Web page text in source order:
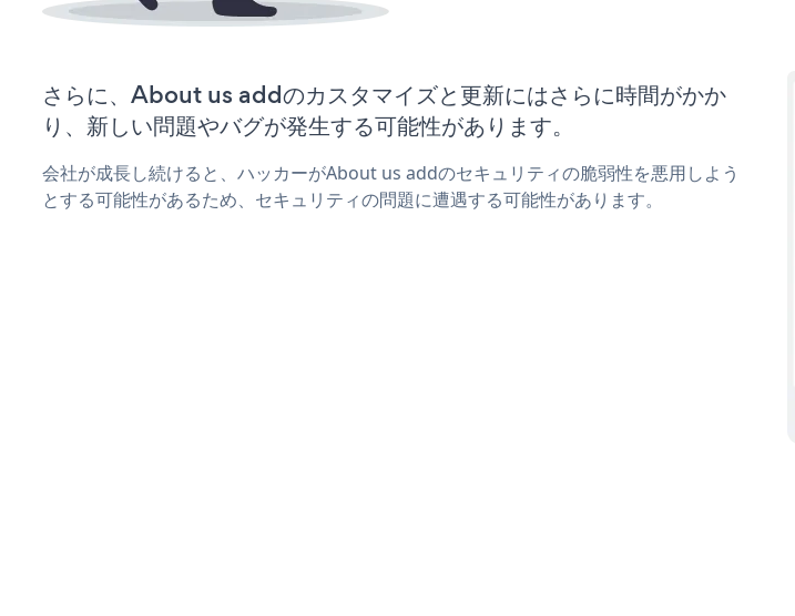
さらに、About us addのカスタマイズと更新にはさらに時間がかか
り、新しい問題やバグが発生する可能性があります。
会社が成長し続けると、ハッカーがAbout us addのセキュリティの脆弱性を悪用しよう
とする可能性があるため、セキュリティの問題に遭遇する可能性があります。